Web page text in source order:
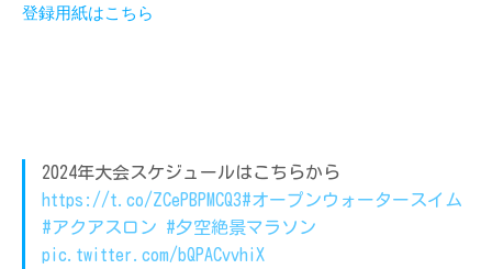
登録用紙はこちら
2024年大会スケジュールはこちらから
https://t.co/ZCePBPMCQ3#オープンウォータースイム
#アクアスロン
#夕空絶景マラソン
pic.twitter.com/bQPACvvhiX